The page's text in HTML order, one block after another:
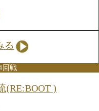
伸びたことで、
ろう。一方、
緩急をつけた
ャーをかける
争いが激化し
か、それとも足
。し烈なペース